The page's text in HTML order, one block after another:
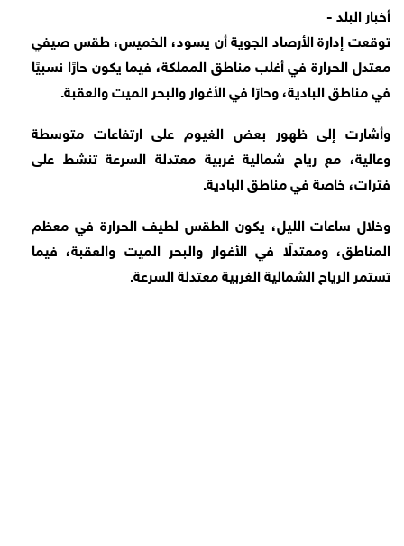
أخبار البلد -
توقعت إدارة الأرصاد الجوية أن يسود، الخميس، طقس صيفي
معتدل الحرارة في أغلب مناطق المملكة، فيما يكون حارًا نسبيًا
في مناطق البادية، وحارًا في الأغوار والبحر الميت والعقبة.
وأشارت إلى ظهور بعض الغيوم على ارتفاعات متوسطة
وعالية، مع رياح شمالية غربية معتدلة السرعة تنشط على
فترات، خاصة في مناطق البادية.
وخلال ساعات الليل، يكون الطقس لطيف الحرارة في معظم
المناطق، ومعتدلًا في الأغوار والبحر الميت والعقبة، فيما
تستمر الرياح الشمالية الغربية معتدلة السرعة.